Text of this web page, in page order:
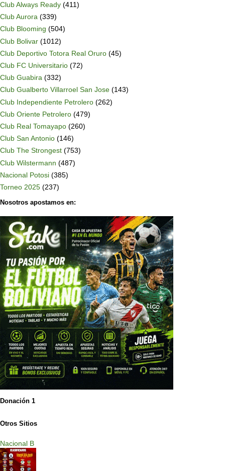
Club Always Ready (411)
Club Aurora (339)
Club Blooming (504)
Club Bolivar (1012)
Club Deportivo Totora Real Oruro (45)
Club FC Universitario (72)
Club Guabira (332)
Club Gualberto Villarroel San Jose (143)
Club Independiente Petrolero (262)
Club Oriente Petrolero (479)
Club Real Tomayapo (260)
Club San Antonio (146)
Club The Strongest (753)
Club Wilstermann (487)
Nacional Potosi (385)
Torneo 2025 (237)
Nosotros apostamos en:
Donación 1
Otros Sitios
Nacional B